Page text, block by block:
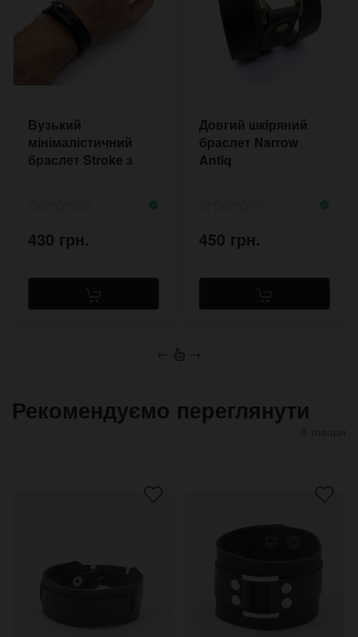
Вузький
мінімалістичний
браслет Stroke з
430 грн.
Довгий шкіряний
браслет Narrow
Antiq
450 грн.
← →
Рекомендуємо переглянути